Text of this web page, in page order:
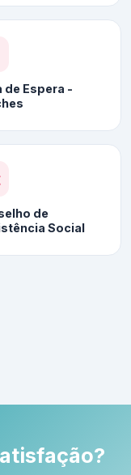
de Espera -
de
Social